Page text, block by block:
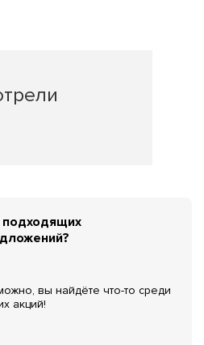
подходящих
вы найдёте что-то среди
акций!